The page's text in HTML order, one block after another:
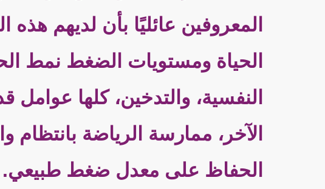
المعروفين عائليًا بأن لديهم
الحياة ومستويات الضغط نمط
النفسية، والتدخين، كلها
الآخر، ممارسة الرياضة
الحفاظ على معدل ضغط